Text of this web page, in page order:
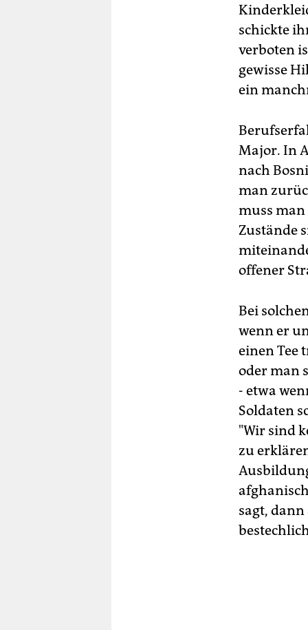
schickte
verboten
gewisse
ein
Major. In
nach
man
muss man
Zustände
offener
Bei
wenn er
einen Tee
oder man
- etwa
Soldaten
"Wir sind
zu
sagt,